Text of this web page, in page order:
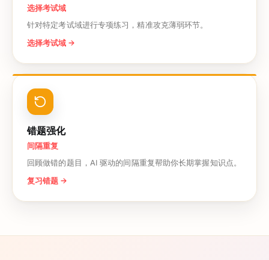
选择考试域
针对特定考试域进行专项练习，精准攻克薄弱环节。
选择考试域 →
错题强化
间隔重复
回顾做错的题目，AI 驱动的间隔重复帮助你长期掌握知识点。
复习错题 →